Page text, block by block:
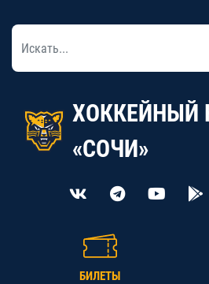
ХОККЕЙНЫЙ
«СОЧИ»
БИЛЕТЫ